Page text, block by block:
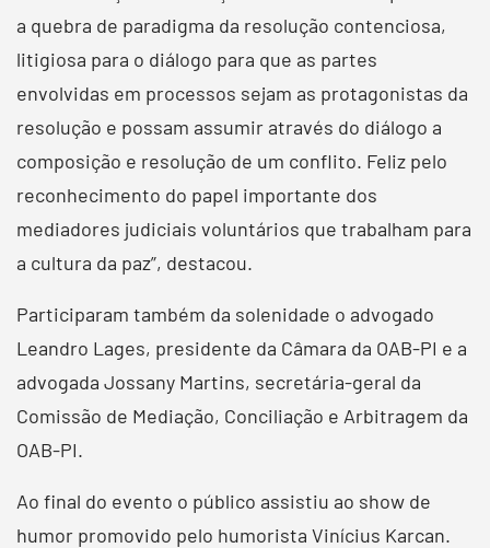
a quebra de paradigma da resolução contenciosa,
litigiosa para o diálogo para que as partes
envolvidas em processos sejam as protagonistas da
resolução e possam assumir através do diálogo a
composição e resolução de um conflito. Feliz pelo
reconhecimento do papel importante dos
mediadores judiciais voluntários que trabalham para
a cultura da paz”, destacou.
Participaram também da solenidade o advogado
Leandro Lages, presidente da Câmara da OAB-PI e a
advogada Jossany Martins, secretária-geral da
Comissão de Mediação, Conciliação e Arbitragem da
OAB-PI.
Ao final do evento o público assistiu ao show de
humor promovido pelo humorista Vinícius Karcan.